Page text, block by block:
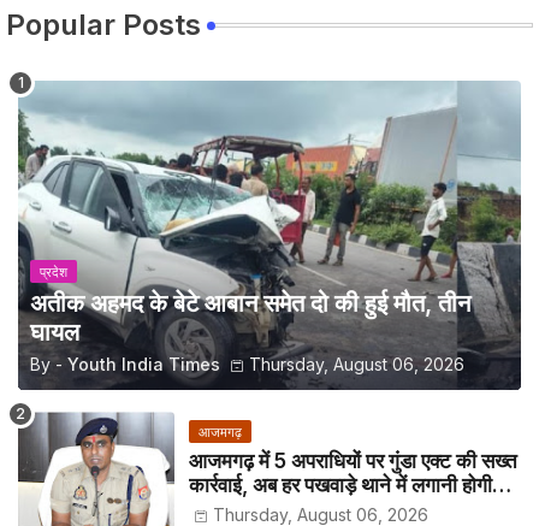
Popular Posts
प्रदेश
अतीक अहमद के बेटे आबान समेत दो की हुई मौत, तीन
घायल
By - Youth India Times Thursday, August 06, 2026
आजमगढ़
आजमगढ़ में 5 अपराधियों पर गुंडा एक्ट की सख्त
कार्रवाई, अब हर पखवाड़े थाने में लगानी होगी
हाजिरीThursday, August 06, 2026